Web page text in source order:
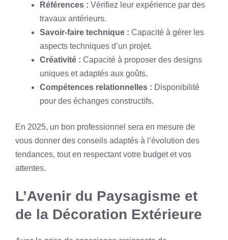
Références : Vérifiez leur expérience par des
travaux antérieurs.
Savoir-faire technique : Capacité à gérer les
aspects techniques d’un projet.
Créativité : Capacité à proposer des designs
uniques et adaptés aux goûts.
Compétences relationnelles : Disponibilité
pour des échanges constructifs.
En 2025, un bon professionnel sera en mesure de
vous donner des conseils adaptés à l’évolution des
tendances, tout en respectant votre budget et vos
attentes.
L’Avenir du Paysagisme et
de la Décoration Extérieure